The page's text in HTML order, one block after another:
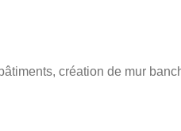
création de mur